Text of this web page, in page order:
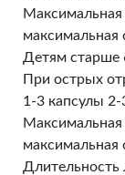
Максимальная
максимальная
Детям старше
При острых
1-3 капсулы 2-
Максимальная
максимальная
Длительность